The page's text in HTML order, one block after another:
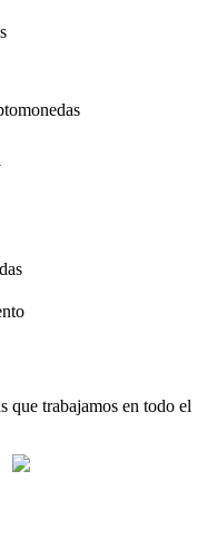
que trabajamos en todo el